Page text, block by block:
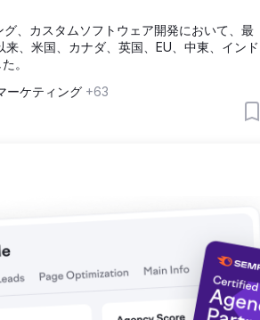
戦略を実行しました。全国的な検索需要に対
キーワードのオンページSEOを最適化しま
ョンパスを改善しました。大規模なランキン
した。
ード生成をサポート。SEO は、Colonial
、カスタムソフトウェア開発において、最
、米国、カナダ、英国、EU、中東、インド
。
ーケティング +63